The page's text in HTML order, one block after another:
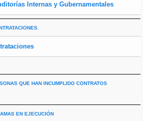
Internas y Gubernamentales
QUE HAN INCUMPLIDO CONTRATOS
EN EJECUCIÓN